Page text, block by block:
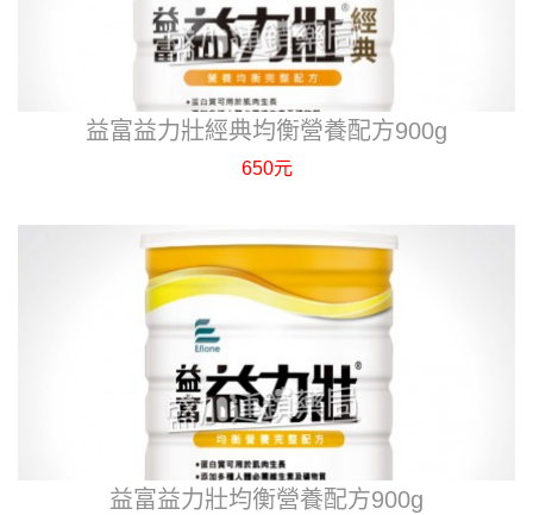
益富益力壯經典均衡營養配方900g
650元
益富益力壯均衡營養配方900g